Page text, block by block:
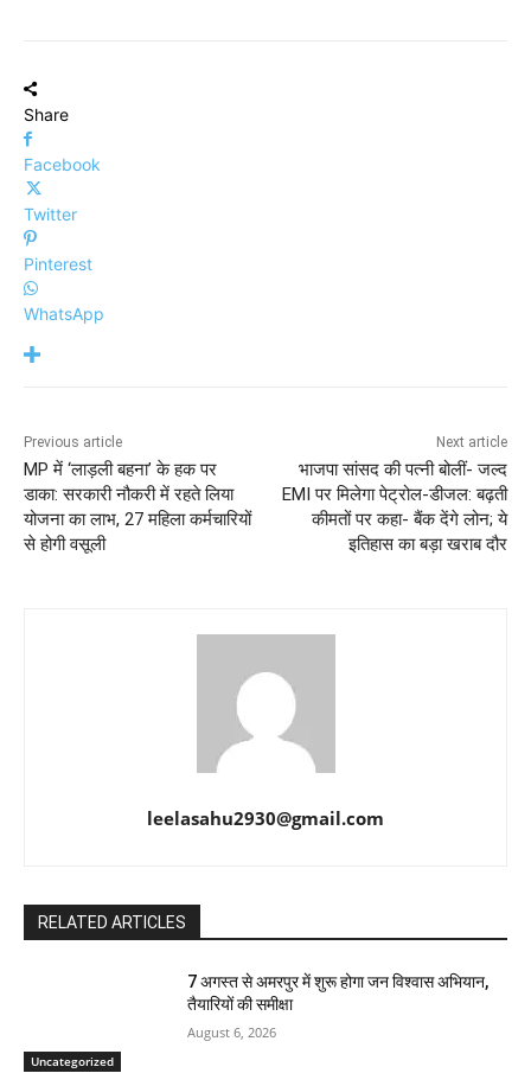
Share
Facebook
Twitter
Pinterest
WhatsApp
Previous article
MP में ‘लाड़ली बहना’ के हक पर
डाका: सरकारी नौकरी में रहते लिया
योजना का लाभ, 27 महिला कर्मचारियों
से होगी वसूली
Next article
भाजपा सांसद की पत्नी बोलीं- जल्द
EMI पर मिलेगा पेट्रोल-डीजल: बढ़ती
कीमतों पर कहा- बैंक देंगे लोन; ये
इतिहास का बड़ा खराब दौर
leelasahu2930@gmail.com
RELATED ARTICLES
Uncategorized
7 अगस्त से अमरपुर में शुरू होगा जन विश्वास अभियान,
तैयारियों की समीक्षा
August 6, 2026